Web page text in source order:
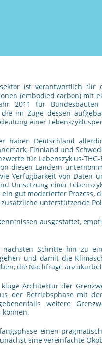
ist verantwortlich für
(embodied carbon) mit
2011 für
die im Zuge dessen
einer
haben Deutschland
Finnland und
für Lebenszyklus-
diesen Ländern
Verfügbarkeit von Daten
Umsetzung einer
ein gut moderierter Prozess,
unterstützende
ausgestattet,
Schritte hin zu
und damit die
die Nachfrage
Architektur der
der Betriebsphase mit
weitere
können.
einen
eine vereinfachte